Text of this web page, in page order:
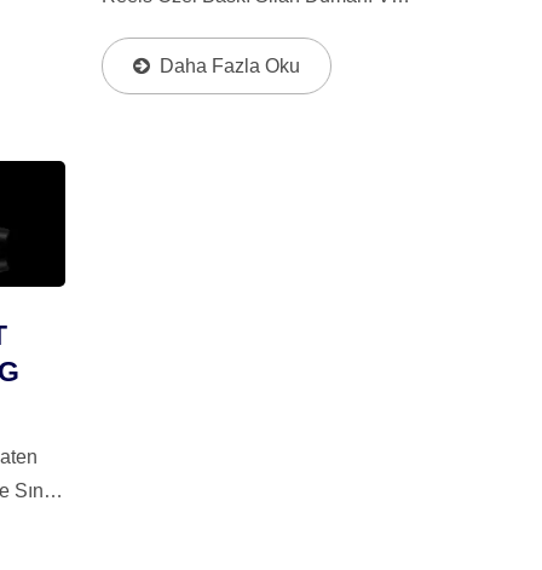
Sahiptir. Karbonit Çift Kuvvetli
Sürükleme Sistemi, Yüksek Kaliteli
Daha Fazla Oku